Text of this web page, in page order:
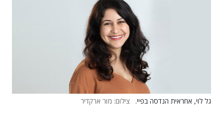
גל לוי, אחראית הנדסה בפיי. צילום: מור ארקדיר